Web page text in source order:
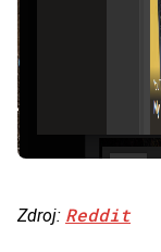
Zdroj: Reddit